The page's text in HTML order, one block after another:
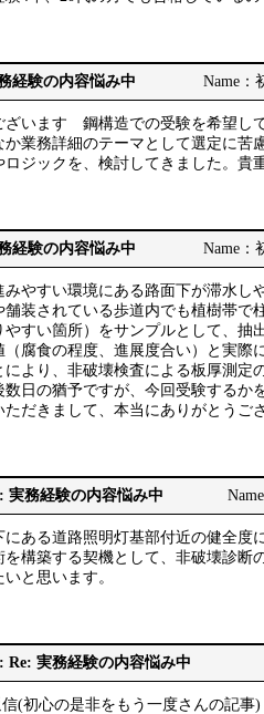
経験の内容悩み中 Name：
ざいます 鋼構造での受験を希望し
か業務詳細のテーマとして選定に苦
ロジックを、検討してきました。貴
経験の内容悩み中 Name：
みやすい環境にある路面下が滞水
舗装されている歩道内でも植樹帯で
やすい箇所）をサンプルとして、抽
（腐食の程度、進展度合い）と実際
により、非破壊検査による板厚測
数日の猶予ですが、今回受験する
ただきまして、本当にありがとうご
実務経験の内容悩み中
にある道路照明灯基部付近の健全
を構築する契機として、非破壊診断
と思います。
Re: 実務経験の内容悩み中
信(初心の是非をもう一度さんの記事)